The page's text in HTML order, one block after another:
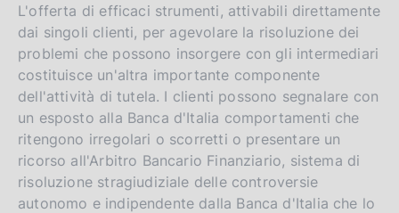
L'offerta di efficaci strumenti, attivabili direttamente
dai singoli clienti, per agevolare la risoluzione dei
problemi che possono insorgere con gli intermediari
costituisce un'altra importante componente
dell'attività di tutela. I clienti possono segnalare con
un esposto alla Banca d'Italia comportamenti che
ritengono irregolari o scorretti o presentare un
ricorso all'Arbitro Bancario Finanziario, sistema di
risoluzione stragiudiziale delle controversie
autonomo e indipendente dalla Banca d'Italia che lo